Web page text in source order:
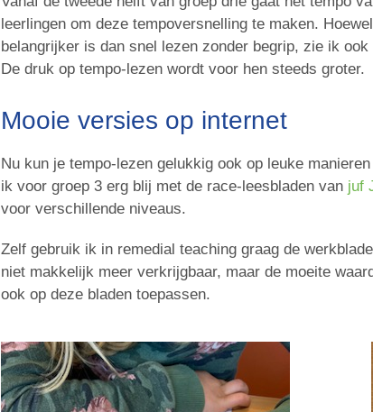
leerlingen om deze tempoversnelling te maken.
belangrijker is dan snel lezen zonder begrip, zie ik
De druk op tempo-lezen wordt voor hen steeds groter.
Mooie versies op internet
Nu kun je tempo-lezen gelukkig ook op leuke
ik voor groep 3 erg blij met de race-leesbladen van juf
voor verschillende niveaus.
Zelf gebruik ik in remedial teaching graag de
niet makkelijk meer verkrijgbaar, maar de moeite
ook op deze bladen toepassen.